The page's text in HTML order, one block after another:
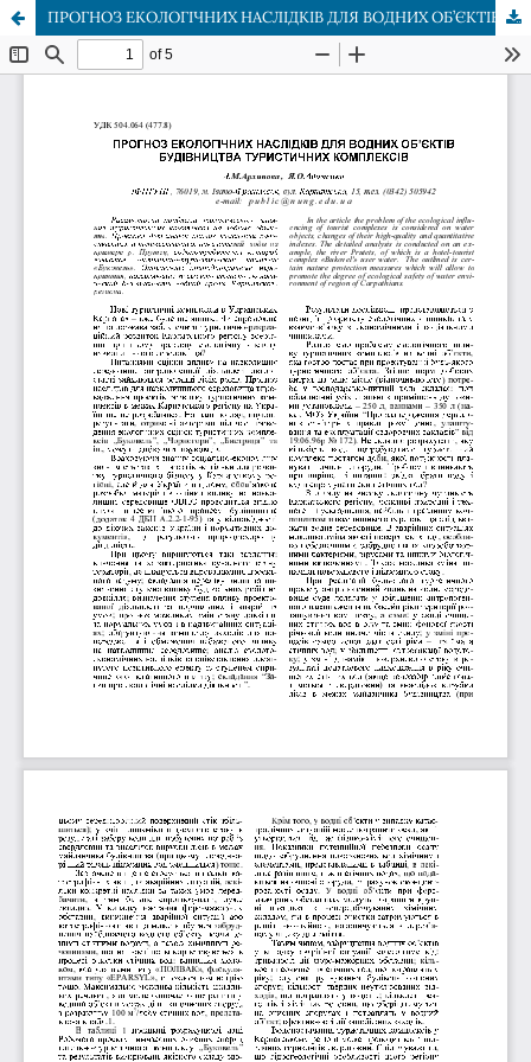
ПРОГНОЗ ЕКОЛОГІЧНИХ НАСЛІДКІВ ДЛЯ ВОДНИХ ОБ’ЄКТІВ БУДІВНИЦТВА ТУРИСТИЧНИХ КОМПЛЕКСІВ